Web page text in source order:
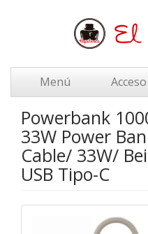
Menú Acceso
Powerbank
33W Power
Cable/ 33W/
USB Tipo-C